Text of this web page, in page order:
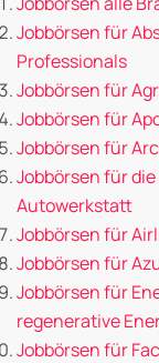
Jobbörsen für
Professionals
Jobbörsen für
Jobbörsen für
Jobbörsen für
Jobbörsen für
Autowerkstatt
Jobbörsen für
Jobbörsen für
Jobbörsen für
regenerative
Jobbörsen für